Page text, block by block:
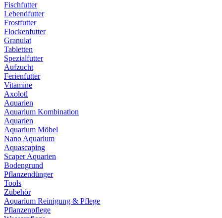
Fischfutter
Lebendfutter
Frostfutter
Flockenfutter
Granulat
Tabletten
Spezialfutter
Aufzucht
Ferienfutter
Vitamine
Axolotl
Aquarien
Aquarium Kombination
Aquarien
Aquarium Möbel
Nano Aquarium
Aquascaping
Scaper Aquarien
Bodengrund
Pflanzendünger
Tools
Zubehör
Aquarium Reinigung & Pflege
Pflanzenpflege